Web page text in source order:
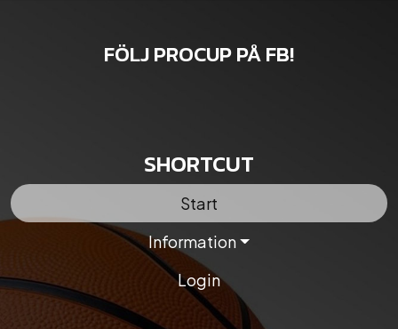
FÖLJ PROCUP PÅ FB!
SHORTCUT
Start
Information
Login